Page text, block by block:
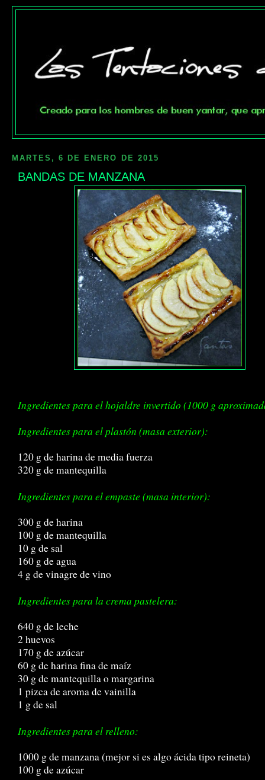
MARTES, 6 DE ENERO DE 2015
BANDAS DE MANZANA
Ingredientes para el hojaldre invertido (1000 g
Ingredientes para el plastón (masa exterior):
120 g de harina de media fuerza
320 g de mantequilla
Ingredientes para el empaste (masa interior):
300 g de harina
100 g de mantequilla
10 g de sal
160 g de agua
4 g de vinagre de vino
Ingredientes para la crema pastelera:
640 g de leche
2 huevos
170 g de azúcar
60 g de harina fina de maíz
30 g de mantequilla o margarina
1 pizca de aroma de vainilla
1 g de sal
Ingredientes para el relleno:
1000 g de manzana (mejor si es algo ácida tipo reineta)
100 g de azúcar